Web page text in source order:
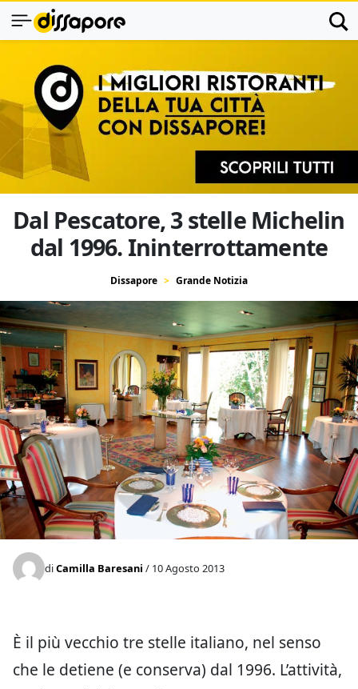
Dal Pescatore, 3 stelle Michelin
dal 1996. Ininterrottamente
Dissapore Grande Notizia
diCamilla Baresani / 10 Agosto 2013
È il più vecchio tre stelle italiano, nel senso
che le detiene (e conserva) dal 1996. L’attività,